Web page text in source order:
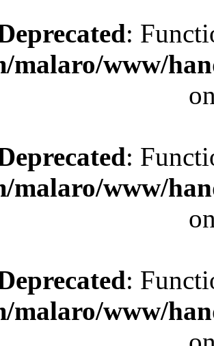
:
malaro/www/
:
malaro/www/
:
malaro/www/